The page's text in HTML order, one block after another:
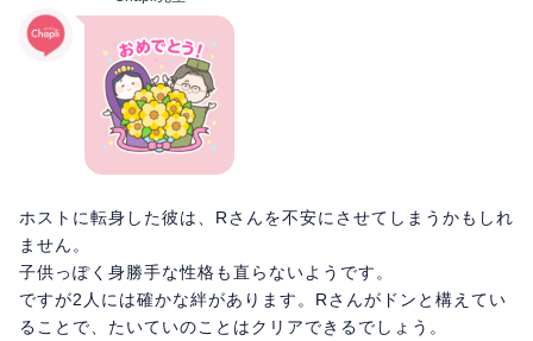
ホストに転身した彼は、Rさんを不安にさせてしまうかもしれ
ません。
子供っぽく身勝手な性格も直らないようです。
ですが2人には確かな絆があります。Rさんがドンと構えてい
ることで、たいていのことはクリアできるでしょう。